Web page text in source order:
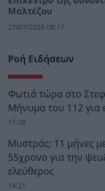
Μαλτέζου
27/07/2026 08:17
Ροή Ειδήσεων
Φωτιά τώρα στο
Μήνυμα του 112 για
17:28
Μυστράς: 11 μήνες
55χρονο για την
ελεύθερος
14:21